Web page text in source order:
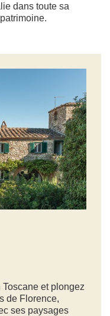
dans toute sa
et plongez
de Florence,
ses paysages